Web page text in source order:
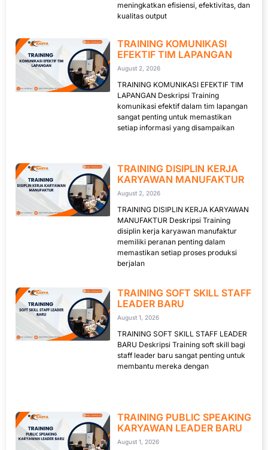
meningkatkan efisiensi, efektivitas, dan
kualitas output
TRAINING KOMUNIKASI
EFEKTIF TIM LAPANGAN
August 2, 2026
TRAINING KOMUNIKASI EFEKTIF TIM
LAPANGAN Deskripsi Training
komunikasi efektif dalam tim lapangan
sangat penting untuk memastikan
setiap informasi yang disampaikan
TRAINING DISIPLIN KERJA
KARYAWAN MANUFAKTUR
August 2, 2026
TRAINING DISIPLIN KERJA KARYAWAN
MANUFAKTUR Deskripsi Training
disiplin kerja karyawan manufaktur
memiliki peranan penting dalam
memastikan setiap proses produksi
berjalan
TRAINING SOFT SKILL STAFF
LEADER BARU
August 1, 2026
TRAINING SOFT SKILL STAFF LEADER
BARU Deskripsi Training soft skill bagi
staff leader baru sangat penting untuk
membantu mereka dengan
TRAINING PUBLIC SPEAKING
KARYAWAN LEADER BARU
August 1, 2026